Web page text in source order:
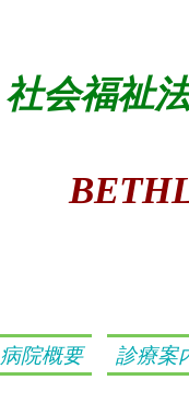
社会福祉
病院概要 診療案